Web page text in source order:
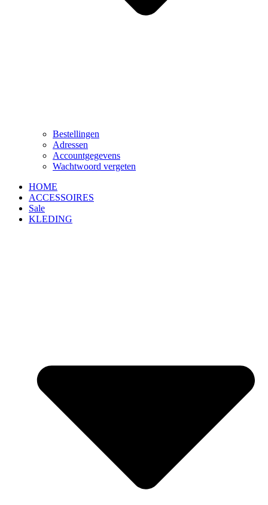
Bestellingen
Adressen
Accountgegevens
Wachtwoord vergeten
HOME
ACCESSOIRES
Sale
KLEDING